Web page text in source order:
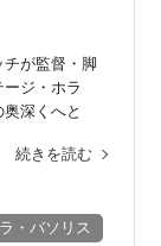
が監督・脚
ジ・ホラ
深くへと
続きを読む
・バソリス